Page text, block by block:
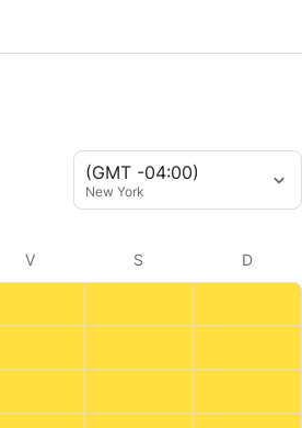
(GMT -04:00)
New York
V S D